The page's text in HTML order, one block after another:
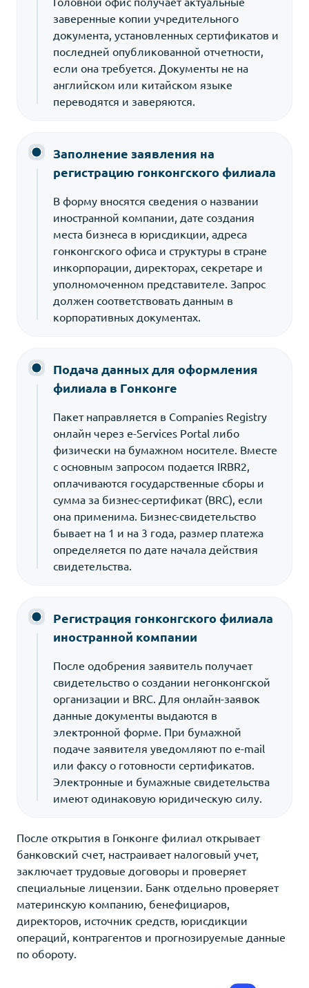
заверенные копии учредительного
документа, установленных сертификатов и
последней опубликованной отчетности,
если она требуется. Документы не на
английском или китайском языке
переводятся и заверяются.
Заполнение заявления на
регистрацию гонконгского филиала
В форму вносятся сведения о названии
иностранной компании, дате создания
места бизнеса в юрисдикции, адреса
гонконгского офиса и структуры в стране
инкорпорации, директорах, секретаре и
уполномоченном представителе. Запрос
должен соответствовать данным в
корпоративных документах.
Подача данных для оформления
филиала в Гонконге
Пакет направляется в Companies Registry
онлайн через e-Services Portal либо
физически на бумажном носителе. Вместе
с основным запросом подается IRBR2,
оплачиваются государственные сборы и
сумма за бизнес-сертификат (BRC), если
она применима. Бизнес-свидетельство
бывает на 1 и на 3 года, размер платежа
определяется по дате начала действия
свидетельства.
Регистрация гонконгского филиала
иностранной компании
После одобрения заявитель получает
свидетельство о создании негонконгской
организации и BRC. Для онлайн-заявок
данные документы выдаются в
электронной форме. При бумажной
подаче заявителя уведомляют по e-mail
или факсу о готовности сертификатов.
Электронные и бумажные свидетельства
имеют одинаковую юридическую силу.
После открытия в Гонконге филиал открывает
банковский счет, настраивает налоговый учет,
заключает трудовые договоры и проверяет
специальные лицензии. Банк отдельно проверяет
материнскую компанию, бенефициаров,
директоров, источник средств, юрисдикции
операций, контрагентов и прогнозируемые данные
по обороту.